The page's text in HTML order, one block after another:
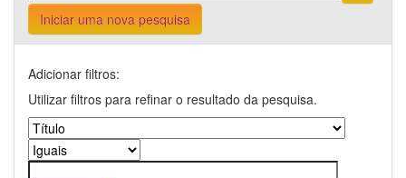
Iniciar uma nova pesquisa
Adicionar filtros:
Utilizar filtros para refinar o resultado da pesquisa.